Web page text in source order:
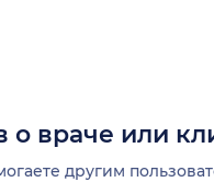
о враче или
другим